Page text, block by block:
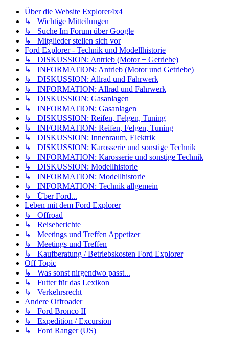
Über die Website Explorer4x4
↳ Wichtige Mitteilungen
↳ Suche Im Forum über Google
↳ Mitglieder stellen sich vor
Ford Explorer - Technik und Modellhistorie
↳ DISKUSSION: Antrieb (Motor + Getriebe)
↳ INFORMATION: Antrieb (Motor und Getriebe)
↳ DISKUSSION: Allrad und Fahrwerk
↳ INFORMATION: Allrad und Fahrwerk
↳ DISKUSSION: Gasanlagen
↳ INFORMATION: Gasanlagen
↳ DISKUSSION: Reifen, Felgen, Tuning
↳ INFORMATION: Reifen, Felgen, Tuning
↳ DISKUSSION: Innenraum, Elektrik
↳ DISKUSSION: Karosserie und sonstige Technik
↳ INFORMATION: Karosserie und sonstige Technik
↳ DISKUSSION: Modellhistorie
↳ INFORMATION: Modellhistorie
↳ INFORMATION: Technik allgemein
↳ Über Ford...
Leben mit dem Ford Explorer
↳ Offroad
↳ Reiseberichte
↳ Meetings und Treffen Appetizer
↳ Meetings und Treffen
↳ Kaufberatung / Betriebskosten Ford Explorer
Off Topic
↳ Was sonst nirgendwo passt...
↳ Futter für das Lexikon
↳ Verkehrsrecht
Andere Offroader
↳ Ford Bronco II
↳ Expedition / Excursion
↳ Ford Ranger (US)